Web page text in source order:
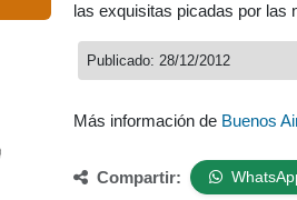
las exquisitas picadas por las
Publicado: 28/12/2012
Más información de Buenos
Compartir: